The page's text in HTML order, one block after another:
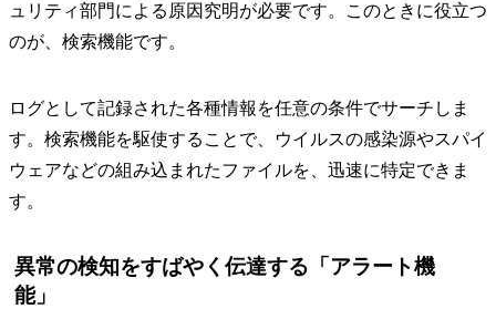
ュリティ部門による原因究明が必要です。このときに役立つ
のが、検索機能です。
ログとして記録された各種情報を任意の条件でサーチしま
す。検索機能を駆使することで、ウイルスの感染源やスパイ
ウェアなどの組み込まれたファイルを、迅速に特定できま
す。
異常の検知をすばやく伝達する「アラート機
能」